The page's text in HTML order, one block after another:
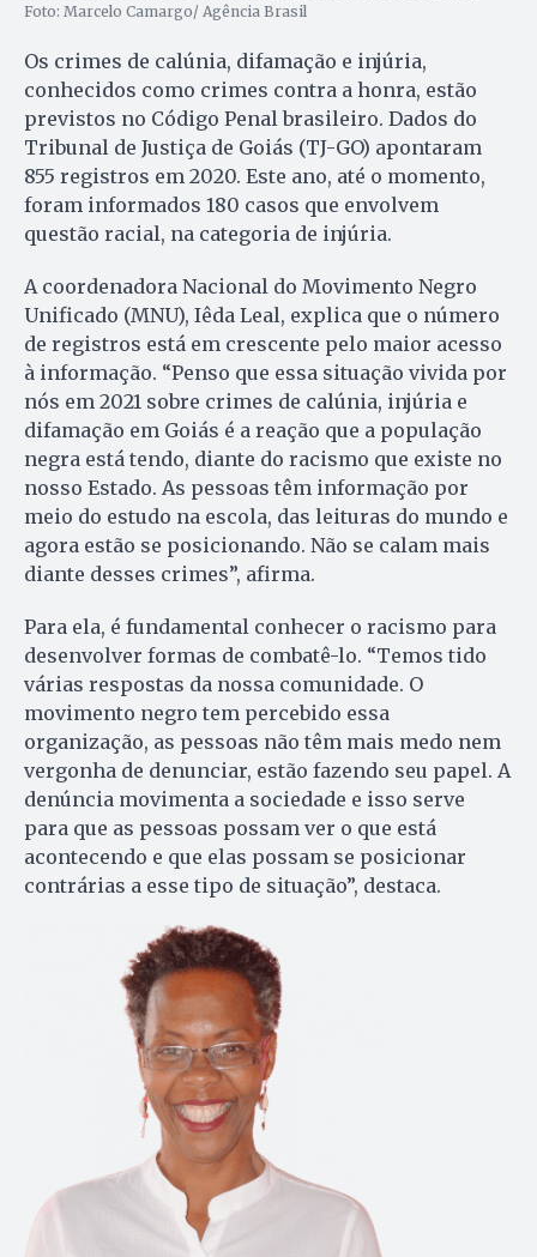
Foto: Marcelo Camargo/ Agência Brasil
Os crimes de calúnia, difamação e injúria,
conhecidos como crimes contra a honra, estão
previstos no Código Penal brasileiro. Dados do
Tribunal de Justiça de Goiás (TJ-GO) apontaram
855 registros em 2020. Este ano, até o momento,
foram informados 180 casos que envolvem
questão racial, na categoria de injúria.
A coordenadora Nacional do Movimento Negro
Unificado (MNU), Iêda Leal, explica que o número
de registros está em crescente pelo maior acesso
à informação. “Penso que essa situação vivida por
nós em 2021 sobre crimes de calúnia, injúria e
difamação em Goiás é a reação que a população
negra está tendo, diante do racismo que existe no
nosso Estado. As pessoas têm informação por
meio do estudo na escola, das leituras do mundo e
agora estão se posicionando. Não se calam mais
diante desses crimes”, afirma.
Para ela, é fundamental conhecer o racismo para
desenvolver formas de combatê-lo. “Temos tido
várias respostas da nossa comunidade. O
movimento negro tem percebido essa
organização, as pessoas não têm mais medo nem
vergonha de denunciar, estão fazendo seu papel. A
denúncia movimenta a sociedade e isso serve
para que as pessoas possam ver o que está
acontecendo e que elas possam se posicionar
contrárias a esse tipo de situação”, destaca.